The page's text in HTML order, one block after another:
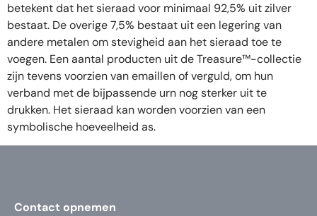
betekent dat het sieraad voor minimaal 92,5% uit zilver
bestaat. De overige 7,5% bestaat uit een legering van
andere metalen om stevigheid aan het sieraad toe te
voegen. Een aantal producten uit de Treasure™-collectie
zijn tevens voorzien van emaillen of verguld, om hun
verband met de bijpassende urn nog sterker uit te
drukken. Het sieraad kan worden voorzien van een
symbolische hoeveelheid as.
Contact opnemen